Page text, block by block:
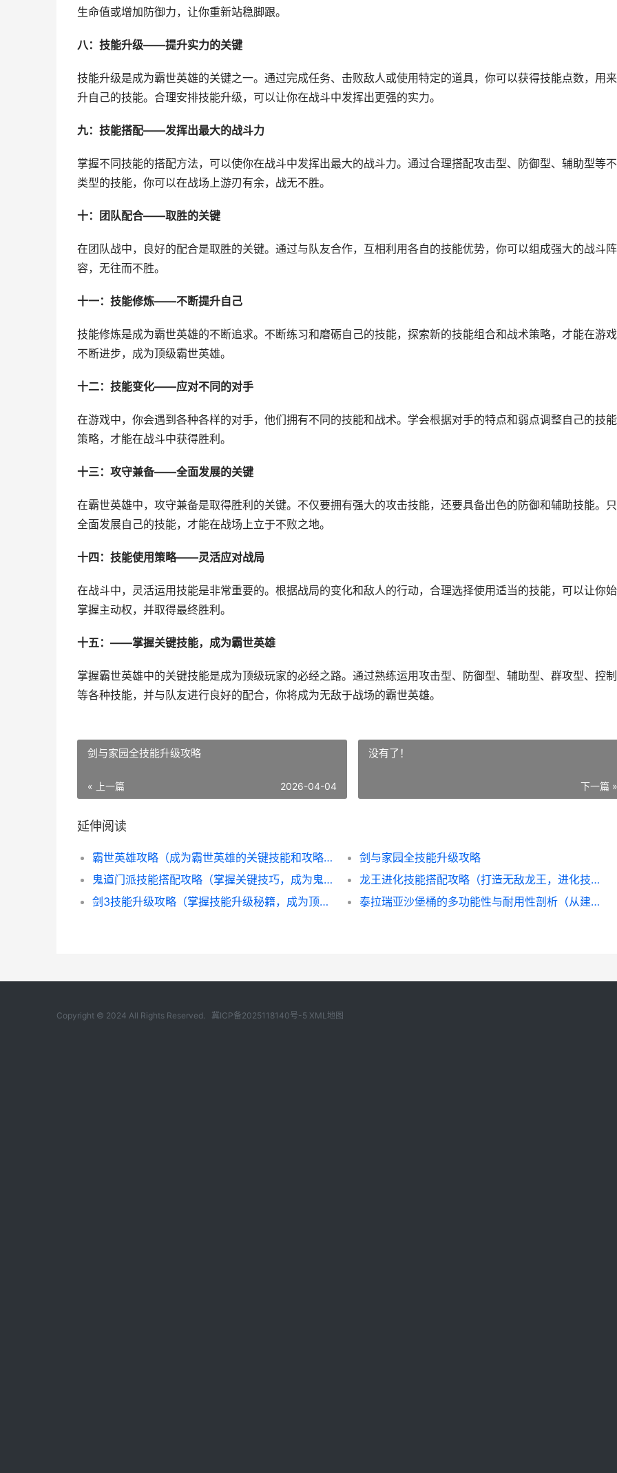
生命值或增加防御力，让你重新站稳脚跟。
八：技能升级——提升实力的关键
技能升级是成为霸世英雄的关键之一。通过完成任务、击败敌人或使用特定的道具，你可以获得技能点数，用
升自己的技能。合理安排技能升级，可以让你在战斗中发挥出更强的实力。
九：技能搭配——发挥出最大的战斗力
掌握不同技能的搭配方法，可以使你在战斗中发挥出最大的战斗力。通过合理搭配攻击型、防御型、辅助型等
类型的技能，你可以在战场上游刃有余，战无不胜。
十：团队配合——取胜的关键
在团队战中，良好的配合是取胜的关键。通过与队友合作，互相利用各自的技能优势，你可以组成强大的战斗阵
容，无往而不胜。
十一：技能修炼——不断提升自己
技能修炼是成为霸世英雄的不断追求。不断练习和磨砺自己的技能，探索新的技能组合和战术策略，才能在游
不断进步，成为顶级霸世英雄。
十二：技能变化——应对不同的对手
在游戏中，你会遇到各种各样的对手，他们拥有不同的技能和战术。学会根据对手的特点和弱点调整自己的技
策略，才能在战斗中获得胜利。
十三：攻守兼备——全面发展的关键
在霸世英雄中，攻守兼备是取得胜利的关键。不仅要拥有强大的攻击技能，还要具备出色的防御和辅助技能。
全面发展自己的技能，才能在战场上立于不败之地。
十四：技能使用策略——灵活应对战局
在战斗中，灵活运用技能是非常重要的。根据战局的变化和敌人的行动，合理选择使用适当的技能，可以让你
掌握主动权，并取得最终胜利。
十五：——掌握关键技能，成为霸世英雄
掌握霸世英雄中的关键技能是成为顶级玩家的必经之路。通过熟练运用攻击型、防御型、辅助型、群攻型、控
等各种技能，并与队友进行良好的配合，你将成为无敌于战场的霸世英雄。
剑与家园全技能升级攻略
« 上一篇 2026-04-04
没有了！
下一篇 »
延伸阅读
霸世英雄攻略（成为霸世英雄的关键技能和攻略，让你无敌于战场）
剑与家园全技能升级攻略
鬼道门派技能搭配攻略（掌握关键技巧，成为鬼道大师！）
龙王进化技能搭配攻略（打造无敌龙王，进化技能最佳组合方案）
剑3技能升级攻略（掌握技能升级秘籍，成为顶级剑3玩家！）
泰拉瑞亚沙堡桶的多功能性与耐用性剖析（从建筑到储存，一桶在手，沙堡天下任你行）
Copyright © 2024 All Rights Reserved. 冀ICP备2025118140号-5 XML地图